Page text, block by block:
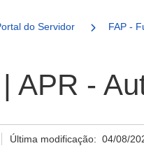
do Servidor FAP -
APR -
Última modificação:04/08/